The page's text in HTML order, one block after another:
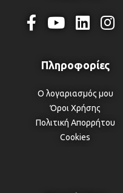
Ο λογαριασμός μου
Όροι Χρήσης
Πολιτική Απορρήτου
Cookies